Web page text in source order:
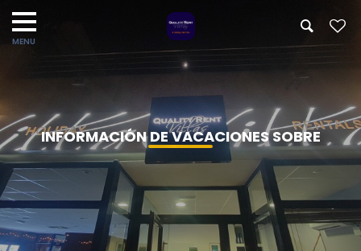
INFORMACIÓN DE VACACIONES SOBRE